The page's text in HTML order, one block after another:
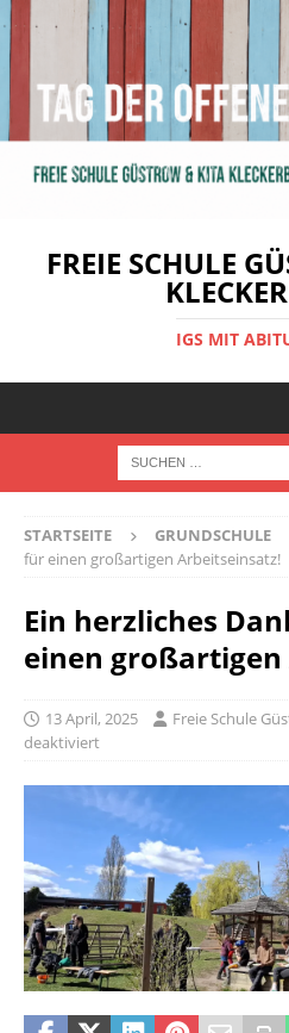
FREIE SCHULE
IGS MIT
STARTSEITE GRUNDSCHULE
für einen großartigen Arbeitseinsatz!
Ein herzliches
einen
13 April, 2025 Freie Schule
deaktiviert